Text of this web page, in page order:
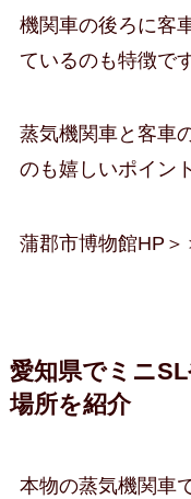
機関車の後ろに客
ているのも特徴で
蒸気機関車と客車
のも嬉しいポイン
蒲郡市博物館HP＞
愛知県でミニ
場所を紹介
本物の蒸気機関車